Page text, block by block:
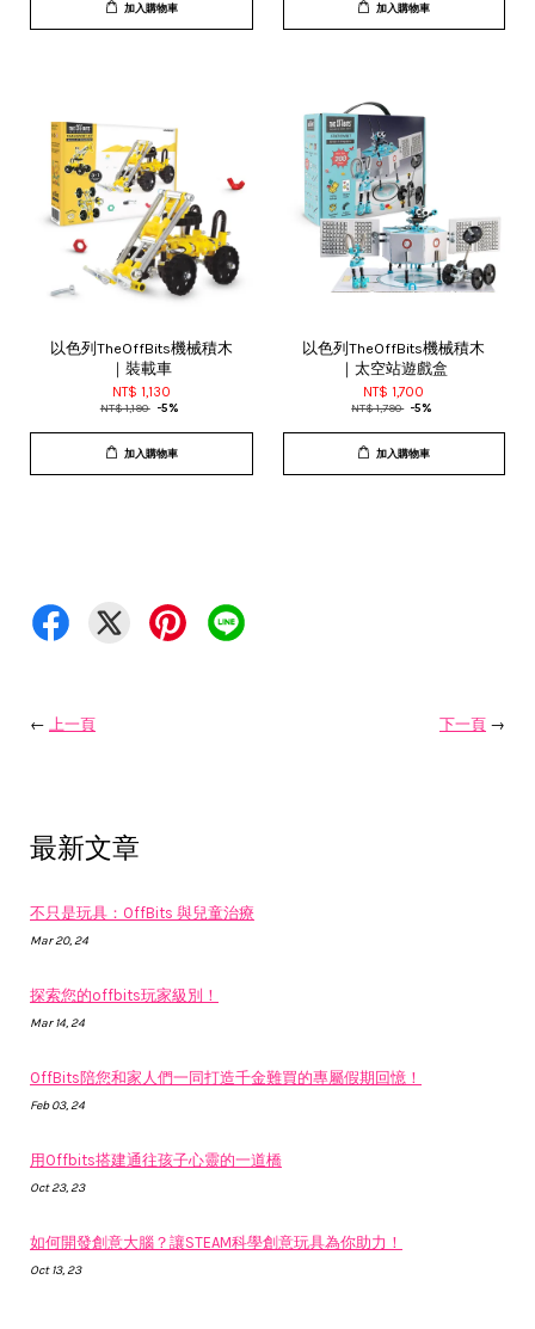
加入購物車 加入購物車
以色列TheOffBits機械積木
｜裝載車
NT$ 1,130
NT$ 1,190 -5%
加入購物車
以色列TheOffBits機械積木
｜太空站遊戲盒
NT$ 1,700
NT$ 1,790 -5%
加入購物車
← 上一頁 下一頁 →
最新文章
不只是玩具：OffBits 與兒童治療
Mar 20, 24
探索您的offbits玩家級別！
Mar 14, 24
OffBits陪您和家人們一同打造千金難買的專屬假期回憶！
Feb 03, 24
用Offbits搭建通往孩子心靈的一道橋
Oct 23, 23
如何開發創意大腦？讓STEAM科學創意玩具為你助力！
Oct 13, 23